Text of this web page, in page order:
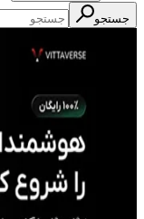
جستجو